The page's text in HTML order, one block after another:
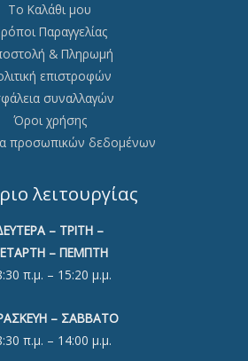
Το Καλάθι μου
Παραγγελίας
& Πληρωμή
επιστροφών
συναλλαγών
Όροι χρήσης
προσωπικών δεδομένων
λειτουργίας
– ΤΡΙΤΗ –
– ΠΕΜΠΤΗ
π.μ. – 15:20 μ.μ.
– ΣΑΒΒΑΤΟ
π.μ. – 14:00 μ.μ.